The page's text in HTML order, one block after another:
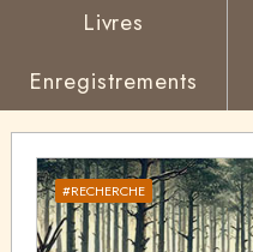
Livres
Enregistrements
#RECHERCHE